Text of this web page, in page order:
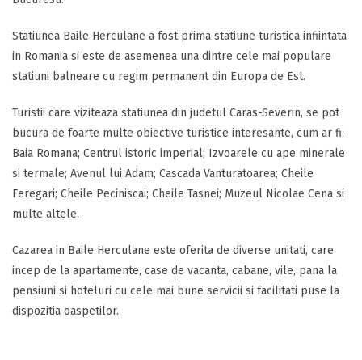
Statiunea Baile Herculane a fost prima statiune turistica infiintata
in Romania si este de asemenea una dintre cele mai populare
statiuni balneare cu regim permanent din Europa de Est.
Turistii care viziteaza statiunea din judetul Caras-Severin, se pot
bucura de foarte multe obiective turistice interesante, cum ar fi:
Baia Romana; Centrul istoric imperial; Izvoarele cu ape minerale
si termale; Avenul lui Adam; Cascada Vanturatoarea; Cheile
Feregari; Cheile Peciniscai; Cheile Tasnei; Muzeul Nicolae Cena si
multe altele.
Cazarea in Baile Herculane este oferita de diverse unitati, care
incep de la apartamente, case de vacanta, cabane, vile, pana la
pensiuni si hoteluri cu cele mai bune servicii si facilitati puse la
dispozitia oaspetilor.